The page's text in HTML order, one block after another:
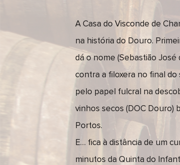
A Casa do Visconde de
na história do Douro.
dá o nome (Sebastião José
contra a filoxera no final do
pelo papel fulcral na
vinhos secos (DOC Douro)
Portos.
E… fica à distância de um
minutos da Quinta do